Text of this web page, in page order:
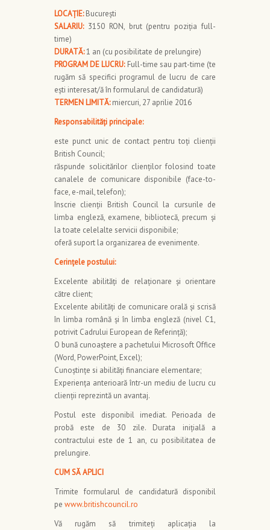
LOCAȚIE:București
SALARIU:3150 RON, brut (pentru poziția full-
time)
DURATĂ:1 an (cu posibilitate de prelungire)
PROGRAM DE LUCRU:Full-time sau part-time (te
rugăm să specifici programul de lucru de care
ești interesat/ă în formularul de candidatură)
TERMEN LIMITĂ:miercuri, 27 aprilie 2016
Responsabilități principale:
este punct unic de contact pentru toți clienții
British Council;
răspunde solicitărilor clienților folosind toate
canalele de comunicare disponibile (face-to-
face, e-mail, telefon);
înscrie clienții British Council la cursurile de
limba engleză, examene, bibliotecă, precum și
la toate celelalte servicii disponibile;
oferă suport la organizarea de evenimente.
Cerințele postului:
Excelente abilități de relaționare și orientare
către client;
Excelente abilități de comunicare orală și scrisă
în limba română și în limba engleză (nivel C1,
potrivit Cadrului European de Referință);
O bună cunoaștere a pachetului Microsoft Office
(Word, PowerPoint, Excel);
Cunoștințe si abilități financiare elementare;
Experiența anterioară într-un mediu de lucru cu
clienții reprezintă un avantaj.
Postul este disponibil imediat. Perioada de
probă este de 30 zile. Durata inițială a
contractului este de 1 an, cu posibilitatea de
prelungire.
CUM SĂ APLICI
Trimite formularul de candidatură disponibil
pe www.britishcouncil.ro
Vă rugăm să trimiteți aplicația la